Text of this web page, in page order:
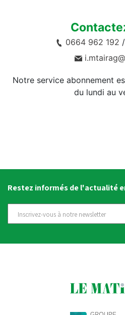
0664 962 192 /
Notre service abonnement
du lundi au
Restez informés de l'actualité